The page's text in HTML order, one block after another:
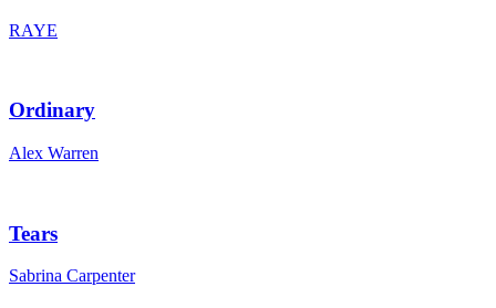
RAYE
Ordinary
Alex Warren
Tears
Sabrina Carpenter